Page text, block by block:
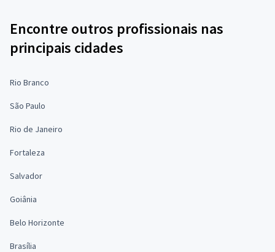
Encontre outros profissionais nas
principais cidades
Rio Branco
São Paulo
Rio de Janeiro
Fortaleza
Salvador
Goiânia
Belo Horizonte
Brasília